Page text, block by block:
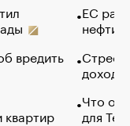
вредить
квартир
ЕС
нефти
Что
для